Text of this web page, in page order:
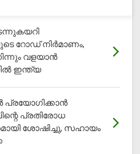
റോഡ് നിർമാണം,
വളയാൻ
ഇന്ത്യ
പ്രയോഗിക്കാന്‍
പ്രതിരോധ
ശോഷിച്ചു, സഹായം